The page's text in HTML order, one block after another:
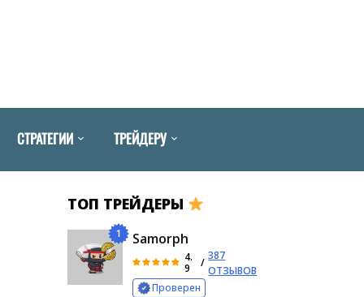
СТРАТЕГИИ ТРЕЙДЕРУ
ТОП ТРЕЙДЕРЫ
1 Samorph
4.
9
/
387
ОТЗЫВОВ
Проверен